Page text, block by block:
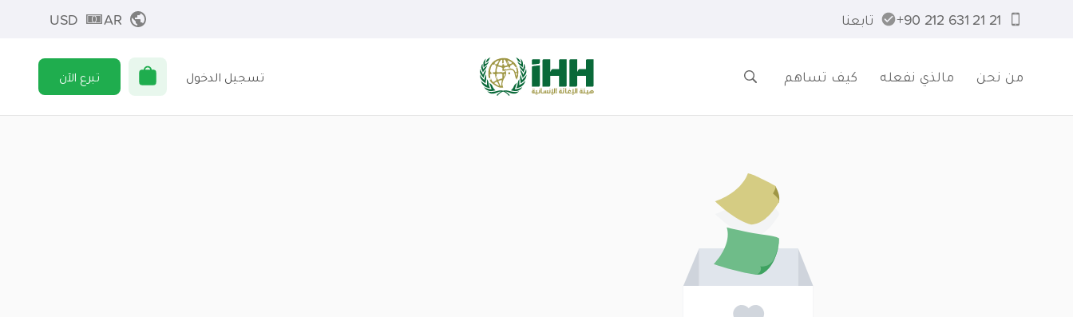
21 21 631 212 90+ تابعنا AR
USD
من نحن مالذي نفعله كيف تساهم تسجيل الدخول تبرع الآن